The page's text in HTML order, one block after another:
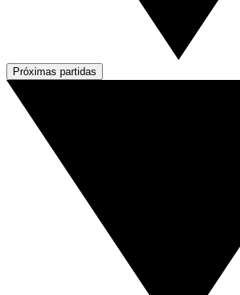
Próximas partidas